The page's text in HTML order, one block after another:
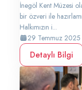
İnegöl Kent Müzesi
bir özveri ile
Halkımızın i...
29 Temmuz 2025
Detaylı Bilgi